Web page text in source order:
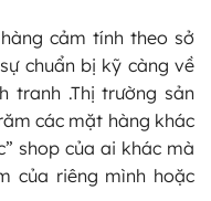
cảm tính theo sở
chuẩn bị kỹ càng về
tranh .Thị trường sản
các mặt hàng khác
shop của ai khác mà
của riêng mình hoặc